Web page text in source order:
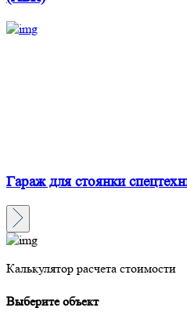
Гараж для стоянки
Калькулятор расчета стоимости
Выберите объект